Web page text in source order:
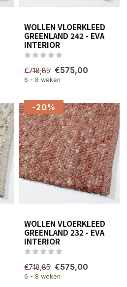
WOLLEN VLOERKLEED
GREENLAND 242 - EVA
INTERIOR
€718,85 €575,00
6 - 8 weken
-20%
WOLLEN VLOERKLEED
GREENLAND 232 - EVA
INTERIOR
€718,85 €575,00
6 - 8 weken